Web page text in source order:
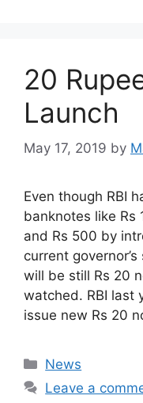
20
Launch
May 17, 2019 by
Even though RBI
banknotes like Rs
and Rs 500 by
current
will be still Rs 20
watched. RBI last
issue new Rs 20
Categories
News
Leave a